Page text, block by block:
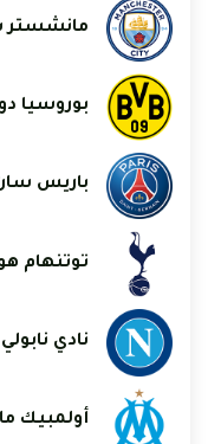
مانشستر
بوروسيا
باريس
توتنهام
نادي نابولي
أولمبيك